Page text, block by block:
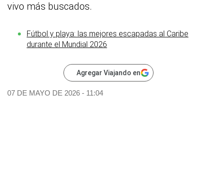
vivo más buscados.
Fútbol y playa: las mejores escapadas al Caribe
durante el Mundial 2026
Agregar Viajando en
07 DE MAYO DE 2026 - 11:04